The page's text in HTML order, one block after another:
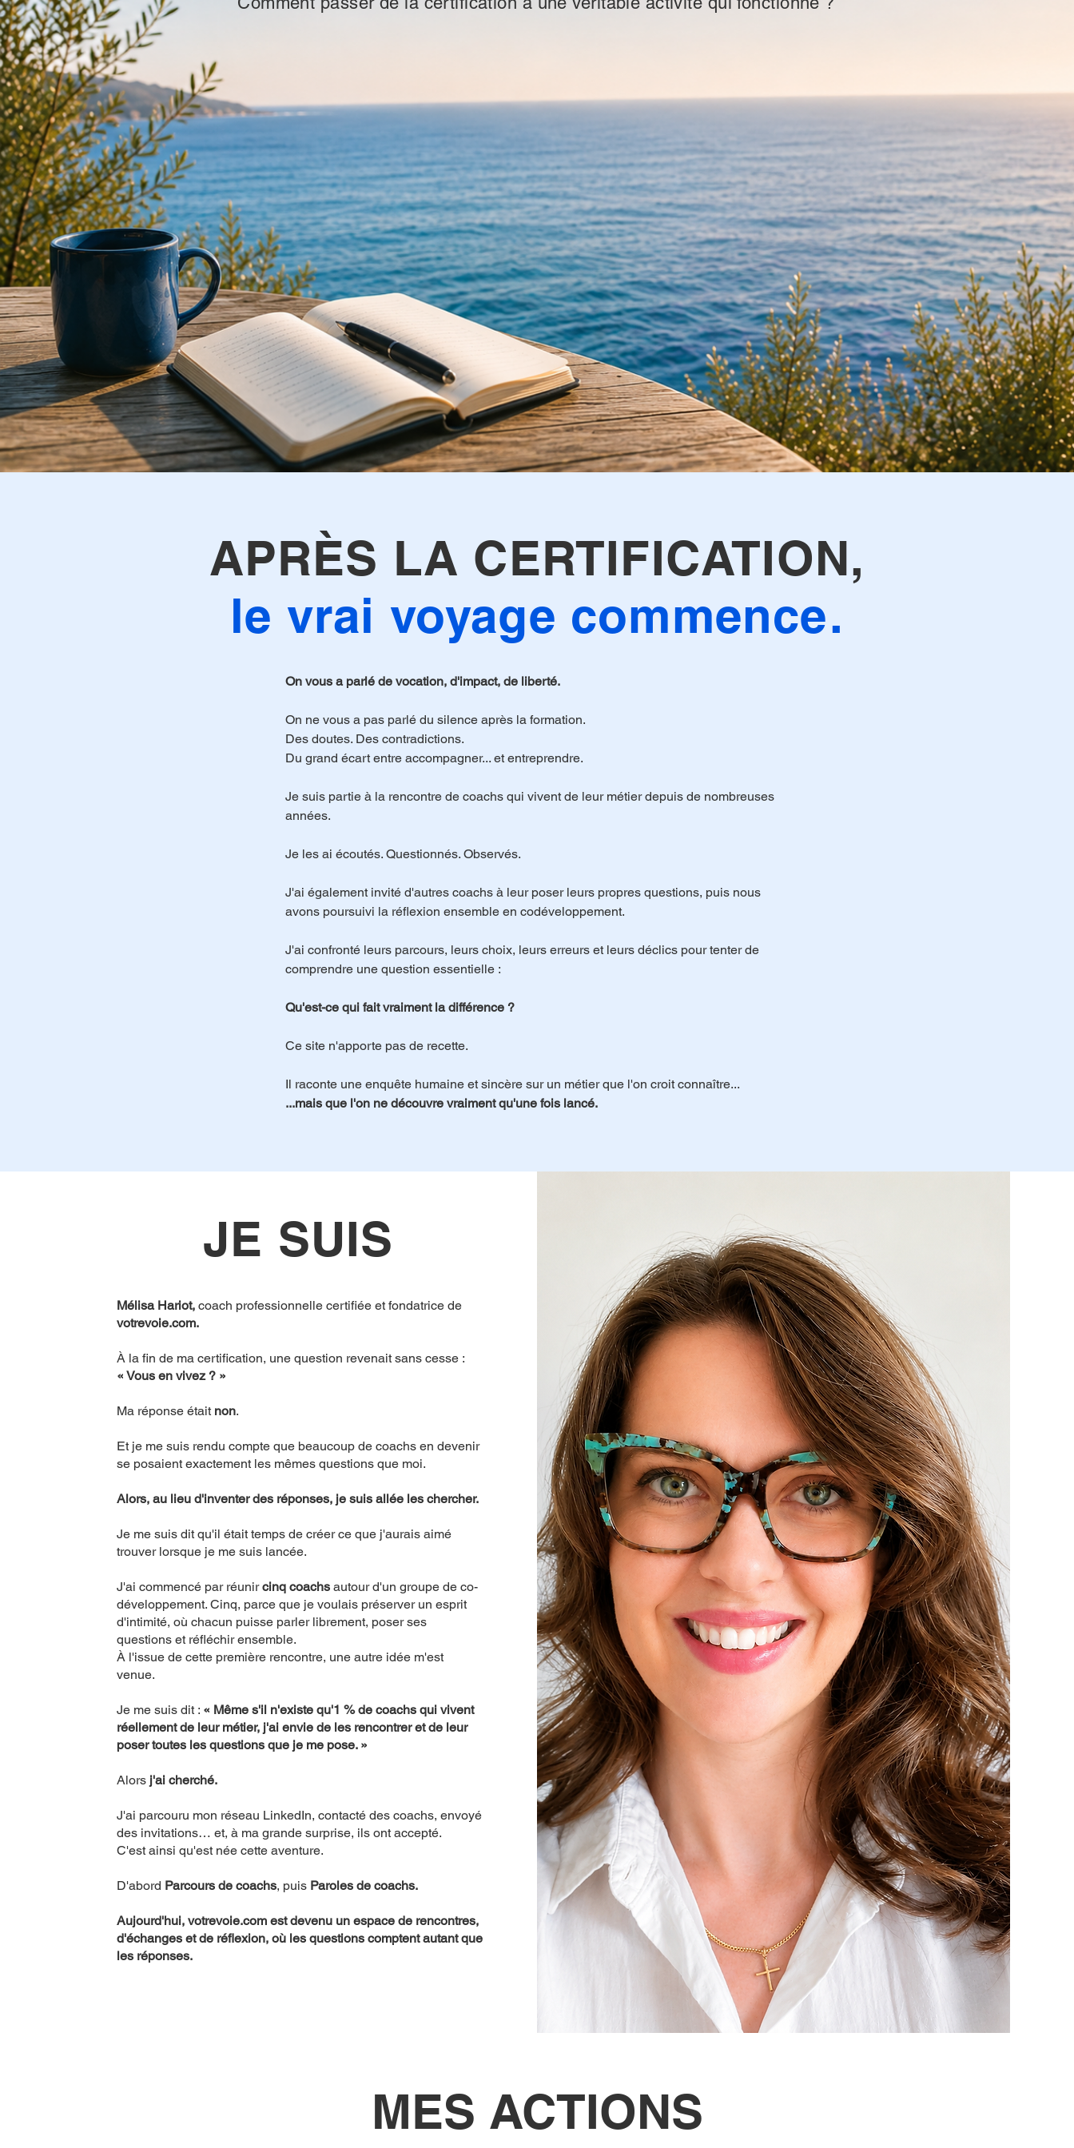
APRÈS LA CERTIFICATION,
le vrai voyage commence.
On vous a parlé de vocation, d'impact, de liberté.
On ne vous a pas parlé du silence après la formation.
Des doutes. Des contradictions.
Du grand écart entre accompagner... et entreprendre.
Je suis partie à la rencontre de coachs qui vivent de leur métier depuis de nombreuses
années.
Je les ai écoutés. Questionnés. Observés.
J'ai également invité d'autres coachs à leur poser leurs propres questions, puis nous
avons poursuivi la réflexion ensemble en codéveloppement.
J'ai confronté leurs parcours, leurs choix, leurs erreurs et leurs déclics pour tenter de
comprendre une question essentielle :
Qu'est-ce qui fait vraiment la différence ?
Ce site n'apporte pas de recette.
Il raconte une enquête humaine et sincère sur un métier que l'on croit connaître...
...mais que l'on ne découvre vraiment qu'une fois lancé.
JE SUIS
Mélisa Hariot, coach professionnelle certifiée et fondatrice de
votrevoie.com.
À la fin de ma certification, une question revenait sans cesse :
« Vous en vivez ? »
Ma réponse était non.
Et je me suis rendu compte que beaucoup de coachs en devenir
se posaient exactement les mêmes questions que moi.
Alors, au lieu d'inventer des réponses, je suis allée les chercher.
Je me suis dit qu'il était temps de créer ce que j'aurais aimé
trouver lorsque je me suis lancée.
J'ai commencé par réunircinq coachs autour d'un groupe de co-
développement. Cinq, parce que je voulais préserver un esprit
d'intimité, où chacun puisse parler librement, poser ses
questions et réfléchir ensemble.
À l'issue de cette première rencontre, une autre idée m'est
venue.
Je me suis dit : « Même s'il n'existe qu'1 % de coachs qui vivent
réellement de leur métier, j'ai envie de les rencontrer et de leur
poser toutes les questions que je me pose. »
Alors j'ai cherché.
J'ai parcouru mon réseau LinkedIn, contacté des coachs, envoyé
des invitations… et, à ma grande surprise, ils ont accepté.
C'est ainsi qu'est née cette aventure.
D'abord Parcours de coachs, puis Paroles de coachs.
Aujourd'hui, votrevoie.com est devenu un espace de rencontres,
d'échanges et de réflexion, où les questions comptent autant que
les réponses.
MES ACTIONS